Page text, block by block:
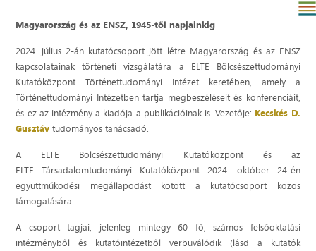
Magyarország és az ENSZ, 1945-től napjainkig
2024. július 2-án kutatócsoport jött létre Magyarország és az ENSZ
kapcsolatainak történeti vizsgálatára a ELTE Bölcsészettudományi
Kutatóközpont Történettudományi Intézet keretében, amely a
Történettudományi Intézetben tartja megbeszéléseit és konferenciáit,
és ez az intézmény a kiadója a publikációinak is. Vezetője: Kecskés D.
Gusztáv tudományos tanácsadó.
A ELTE Bölcsészettudományi Kutatóközpont és az
ELTE Társadalomtudományi Kutatóközpont 2024. október 24-én
együttműködési megállapodást kötött a kutatócsoport közös
támogatására.
A csoport tagjai, jelenleg mintegy 60 fő, számos felsőoktatási
intézményből és kutatóintézetből verbuválódik (lásd a kutatók